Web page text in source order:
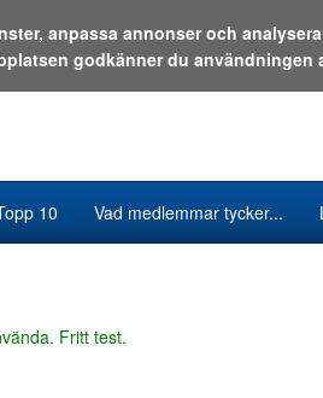
10 Vad medlemmar tycker...
Fritt test.
anpassa annonser och
godkänner du användningen